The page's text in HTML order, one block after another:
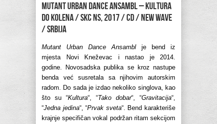
MUTANT URBAN DANCE ANSAMBL – Kultura
do kolena / SKC NS, 2017 / CD / new wave
/ Srbija
Mutant Urban Dance Ansambl je bend iz
mjesta Novi Kneževac i nastao je 2014.
godine. Novosadska publika se kroz nastupe
benda već susretala sa njihovim autorskim
radom. Do sada je izdao nekoliko singlova, kao
što su “Kultura“, “Tako dobar“, “Gravitacija“,
“Jedna jedina“, “Prvak sveta“. Bend karakteriše
krajnje specifičan vokal podržan ritam sekcijom